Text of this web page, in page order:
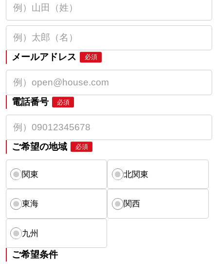
メールアドレス 必須
電話番号 必須
ご希望の地域 必須
関東 北関東
東海 関西
九州
ご希望条件